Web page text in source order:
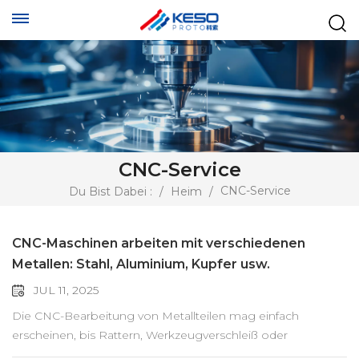
CNC-Service
Du Bist Dabei : / Heim / CNC-Service
CNC-Maschinen arbeiten mit verschiedenen
Metallen: Stahl, Aluminium, Kupfer usw.
JUL 11, 2025
Die CNC-Bearbeitung von Metallteilen mag einfach
erscheinen, bis Rattern, Werkzeugverschleiß oder
schmelzende Kanten auftreten. Ob Edelstahlfestigkeit oder